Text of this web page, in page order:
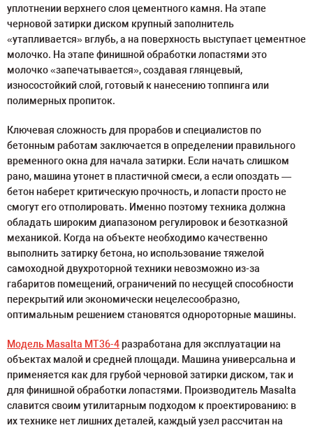
уплотнении верхнего слоя цементного камня. На этапе
черновой затирки диском крупный заполнитель
«утапливается» вглубь, а на поверхность выступает цементное
молочко. На этапе финишной обработки лопастями это
молочко «запечатывается», создавая глянцевый,
износостойкий слой, готовый к нанесению топпинга или
полимерных пропиток.
Ключевая сложность для прорабов и специалистов по
бетонным работам заключается в определении правильного
временного окна для начала затирки. Если начать слишком
рано, машина утонет в пластичной смеси, а если опоздать —
бетон наберет критическую прочность, и лопасти просто не
смогут его отполировать. Именно поэтому техника должна
обладать широким диапазоном регулировок и безотказной
механикой. Когда на объекте необходимо качественно
выполнить затирку бетона, но использование тяжелой
самоходной двухроторной техники невозможно из-за
габаритов помещений, ограничений по несущей способности
перекрытий или экономически нецелесообразно,
оптимальным решением становятся однороторные машины.
Модель Masalta MT36-4разработана для эксплуатации на
объектах малой и средней площади. Машина универсальна и
применяется как для грубой черновой затирки диском, так и
для финишной обработки лопастями. Производитель Masalta
славится своим утилитарным подходом к проектированию: в
их технике нет лишних деталей, каждый узел рассчитан на